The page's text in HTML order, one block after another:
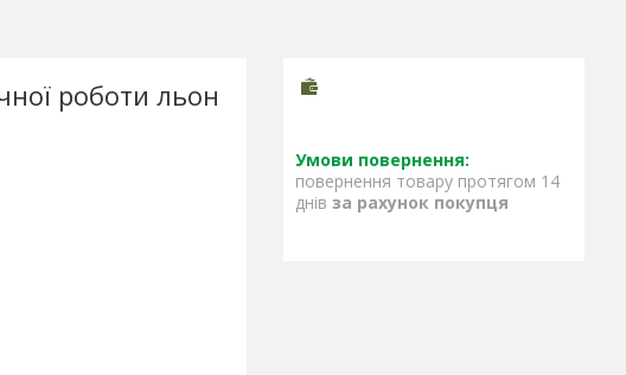
роботи льон
повернення товару протягом 14
днів за рахунок покупця